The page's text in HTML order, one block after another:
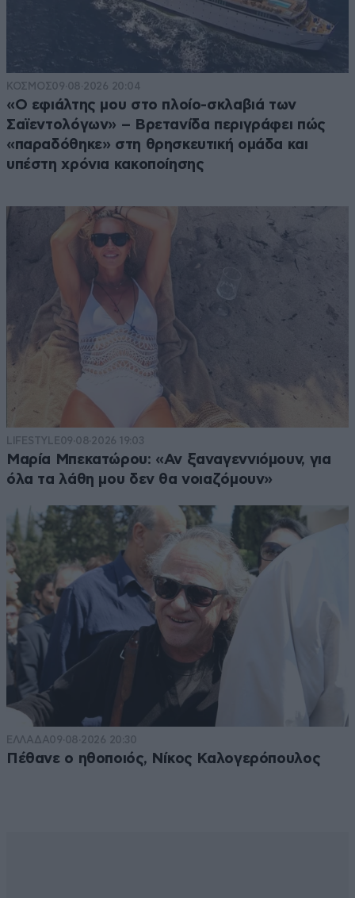
ΚΟΣΜΟΣ09·08·2026 20:04
«Ο εφιάλτης μου στο πλοίο-σκλαβιά των
Σαϊεντολόγων» – Βρετανίδα περιγράφει πώς
«παραδόθηκε» στη θρησκευτική ομάδα και
υπέστη χρόνια κακοποίησης
LIFESTYLE09·08·2026 19:03
Μαρία Μπεκατώρου: «Αν ξαναγεννιόμουν, για
όλα τα λάθη μου δεν θα νοιαζόμουν»
ΕΛΛΑΔΑ09·08·2026 20:30
Πέθανε ο ηθοποιός, Νίκος Καλογερόπουλος